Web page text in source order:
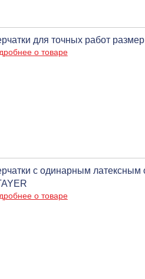
для точных работ
о товаре
с одинарным латексным
о товаре